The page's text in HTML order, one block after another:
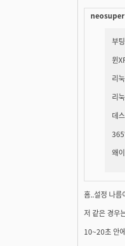
부
윈
리
리
데
365
왜
흠..설정 나름
저 같은 경우
10~20초 안